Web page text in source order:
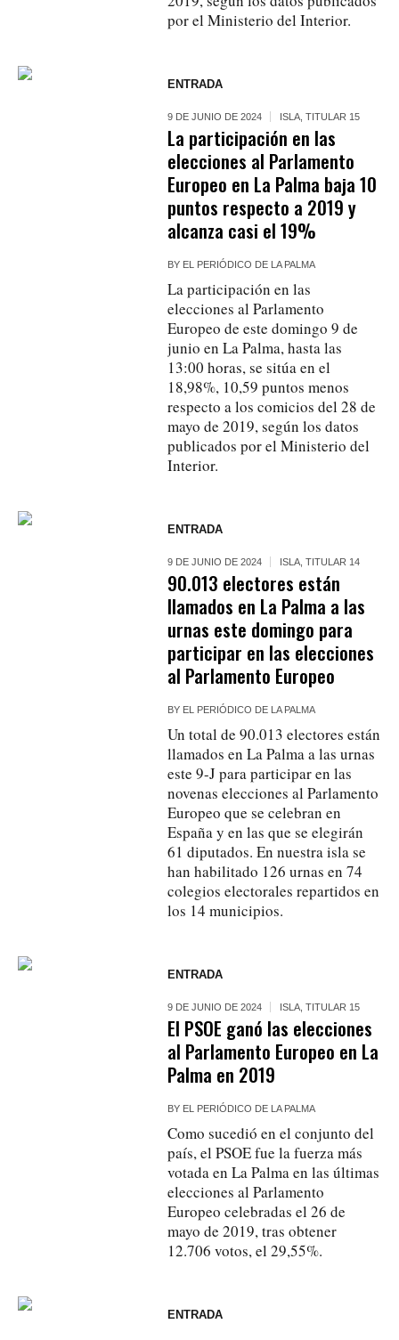
por el Ministerio del Interior.
ENTRADA
9 DE JUNIO DE 2024 ISLA ,TITULAR 15
La participación en las
elecciones al Parlamento
Europeo en La Palma baja 10
puntos respecto a 2019 y
alcanza casi el 19%
BY EL PERIÓDICO DE LA PALMA
La participación en las
elecciones al Parlamento
Europeo de este domingo 9 de
junio en La Palma, hasta las
13:00 horas, se sitúa en el
18,98%, 10,59 puntos menos
respecto a los comicios del 28 de
mayo de 2019, según los datos
publicados por el Ministerio del
Interior.
ENTRADA
9 DE JUNIO DE 2024 ISLA ,TITULAR 14
90.013 electores están
llamados en La Palma a las
urnas este domingo para
participar en las elecciones
al Parlamento Europeo
BY EL PERIÓDICO DE LA PALMA
Un total de 90.013 electores están
llamados en La Palma a las urnas
este 9-J para participar en las
novenas elecciones al Parlamento
Europeo que se celebran en
España y en las que se elegirán
61 diputados. En nuestra isla se
han habilitado 126 urnas en 74
colegios electorales repartidos en
los 14 municipios.
ENTRADA
9 DE JUNIO DE 2024 ISLA ,TITULAR 15
El PSOE ganó las elecciones
al Parlamento Europeo en La
Palma en 2019
BY EL PERIÓDICO DE LA PALMA
Como sucedió en el conjunto del
país, el PSOE fue la fuerza más
votada en La Palma en las últimas
elecciones al Parlamento
Europeo celebradas el 26 de
mayo de 2019, tras obtener
12.706 votos, el 29,55%.
ENTRADA